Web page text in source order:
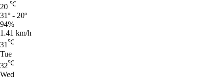
20 ℃
31º - 20º
94%
1.41 km/h
31℃
Tue
32℃
Wed